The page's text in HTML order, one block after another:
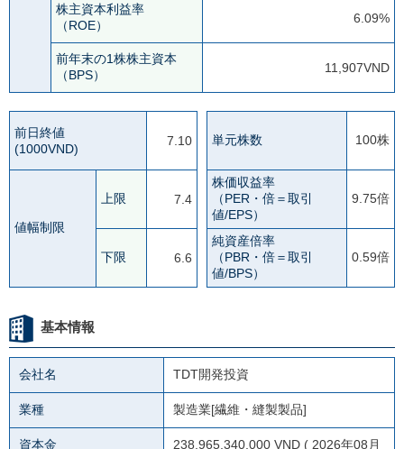
株主資本利益率
（ROE）
6.09%
前年末の1株株主資本
（BPS）
11,907VND
前日終値
(1000VND)
7.10
値幅制限
上限 7.4
下限 6.6
単元株数 100株
株価収益率
（PER・倍＝取引
値/EPS）
9.75倍
純資産倍率
（PBR・倍＝取引
値/BPS）
0.59倍
基本情報
会社名 TDT開発投資
業種 製造業[繊維・縫製製品]
資本金 238,965,340,000 VND ( 2026年08月